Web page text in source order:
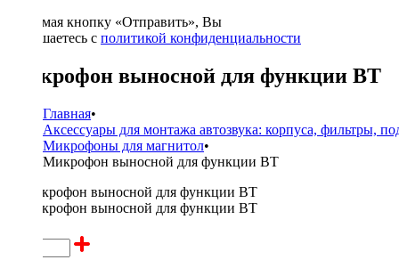
Нажимая кнопку «Отправить», Вы
соглашаетесь с политикой конфиденциальности
Микрофон выносной для функции BT
Главная•
Аксессуары для монтажа автозвука: корпуса, фильтры,
Микрофоны для магнитол•
Микрофон выносной для функции BT